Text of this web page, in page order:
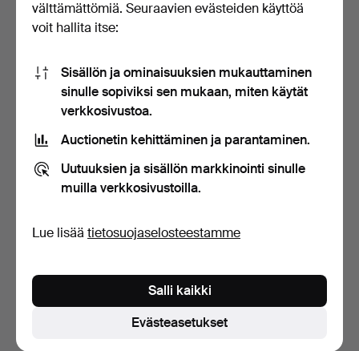
TARJOTIN, tiikkiä, Trip Trap,
Tanska.
5 päivää
LEIKKUULAUTA.
Provenienssi: Apoteket
Svane…
6 päivää
Arvio
Hakuja voi tehdä myös täällä:meidän arkistomme, jossa
ovat päättyneet huutokaupat.
välttämättömiä. Seuraavien evästeiden käyttöä
voit hallita itse:
Sisällön ja ominaisuuksien mukauttaminen
sinulle sopiviksi sen mukaan, miten käytät
verkkosivustoa.
Auctionetin kehittäminen ja parantaminen.
Uutuuksien ja sisällön markkinointi sinulle
muilla verkkosivustoilla.
Lue lisää tietosuojaselosteestamme
Evästeasetukset
Salli kaikki